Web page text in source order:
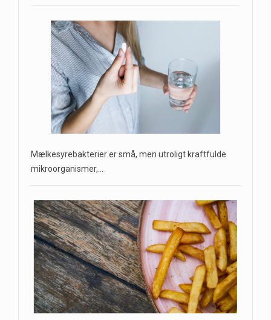
Mælkesyrebakterier er små, men utroligt kraftfulde
mikroorganismer,…